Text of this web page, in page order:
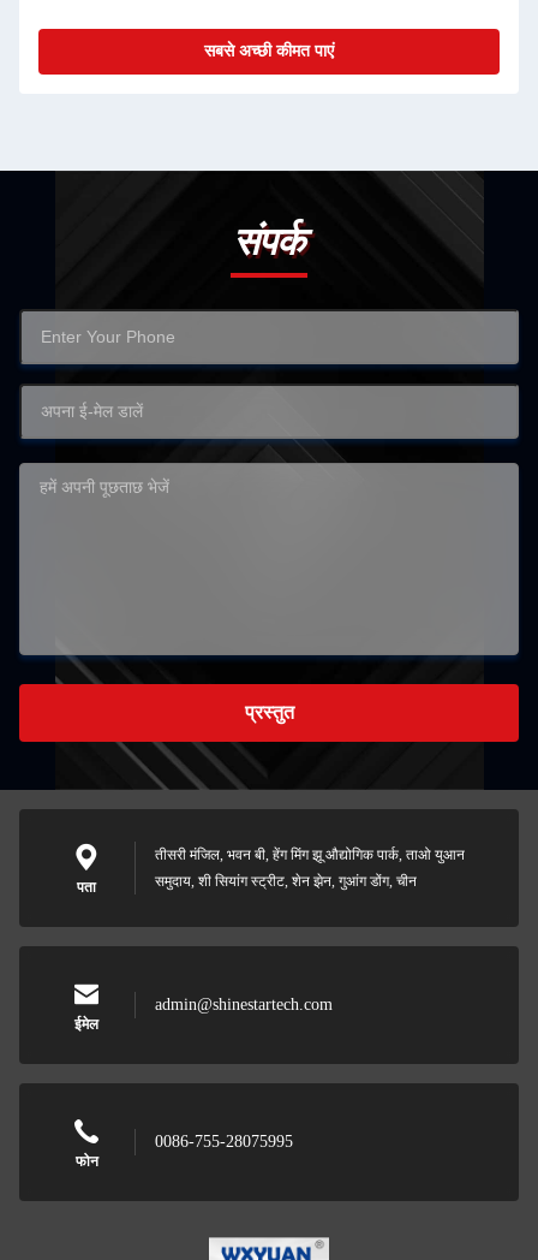
सबसे अच्छी कीमत पाएं
संपर्क
प्रस्तुत
पता
तीसरी मंजिल, भवन बी, हेंग मिंग झू औद्योगिक पार्क, ताओ युआन
समुदाय, शी सियांग स्ट्रीट, शेन झेन, गुआंग डोंग, चीन
ईमेल
admin@shinestartech.com
फोन
0086-755-28075995